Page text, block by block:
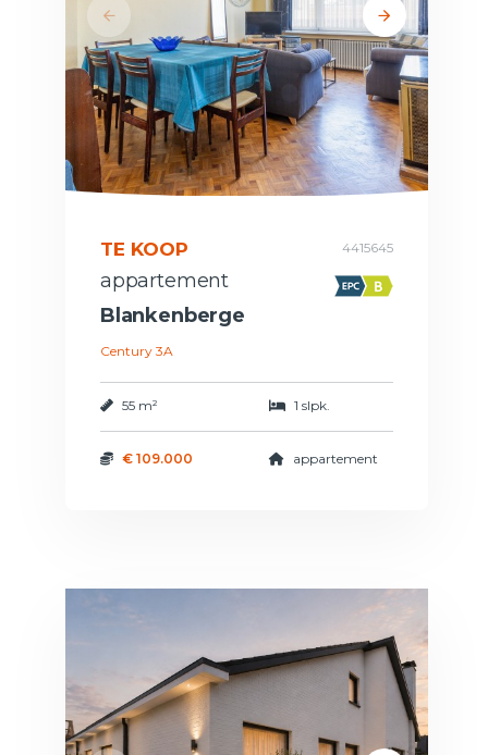
TE KOOP 4415645
appartement
Blankenberge
Century 3A
55 m² 1 slpk.
€ 109.000 appartement